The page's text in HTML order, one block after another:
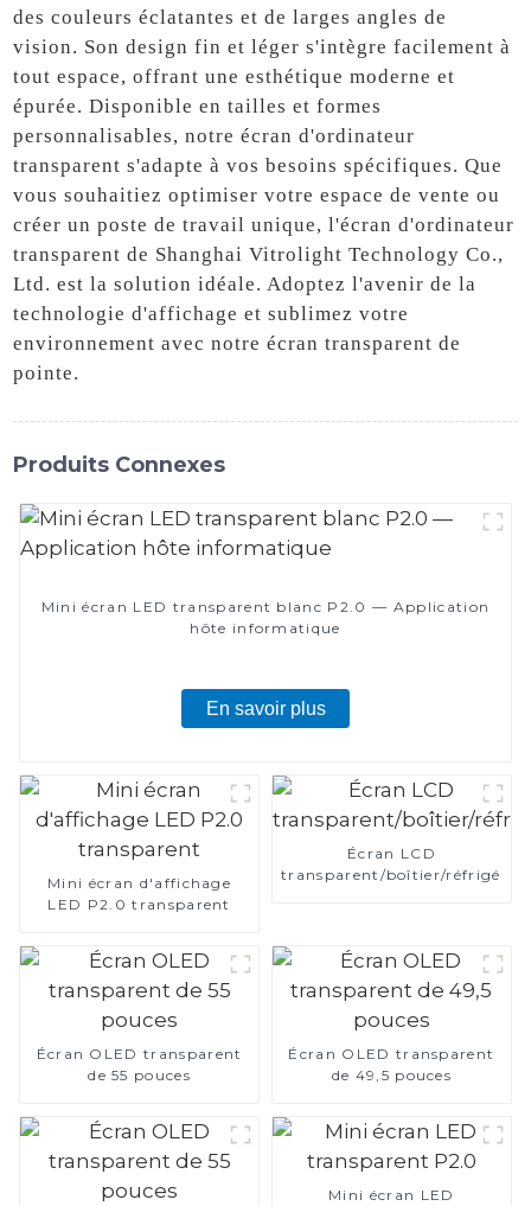
des couleurs éclatantes et de larges angles de
vision. Son design fin et léger s'intègre facilement à
tout espace, offrant une esthétique moderne et
épurée. Disponible en tailles et formes
personnalisables, notre écran d'ordinateur
transparent s'adapte à vos besoins spécifiques. Que
vous souhaitiez optimiser votre espace de vente ou
créer un poste de travail unique, l'écran d'ordinateur
transparent de Shanghai Vitrolight Technology Co.,
Ltd. est la solution idéale. Adoptez l'avenir de la
technologie d'affichage et sublimez votre
environnement avec notre écran transparent de
pointe.
Produits Connexes
Mini écran LED transparent blanc P2.0 — Application
hôte informatique
En savoir plus
Mini écran d'affichage
LED P2.0 transparent
Écran LCD
transparent/boîtier/
Écran OLED transparent
de 55 pouces
Écran OLED transparent
de 49,5 pouces
Mini écran LED